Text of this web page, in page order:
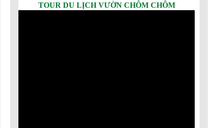
TOUR DU LỊCH VƯỜN CHÔM CHÔM